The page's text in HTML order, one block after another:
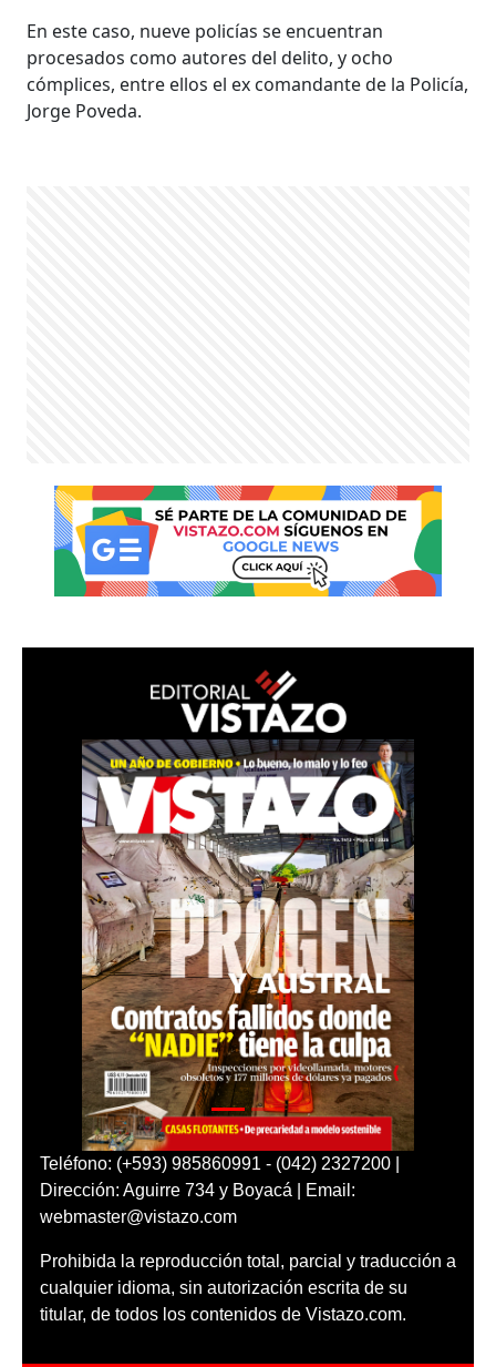
En este caso, nueve policías se encuentran
procesados como autores del delito, y ocho
cómplices, entre ellos el ex comandante de la Policía,
Jorge Poveda.
Teléfono: (+593) 985860991 - (042) 2327200 |
Dirección: Aguirre 734 y Boyacá | Email:
webmaster@vistazo.com
Prohibida la reproducción total, parcial y traducción a
cualquier idioma, sin autorización escrita de su
titular, de todos los contenidos de Vistazo.com.